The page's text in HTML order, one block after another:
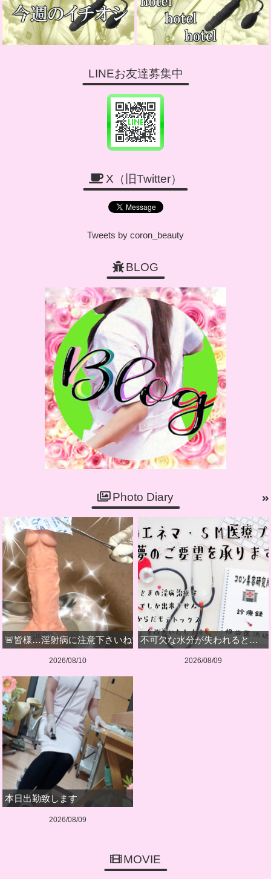
LINEお友達募集中
X（旧Twitter）
Tweets by coron_beauty
BLOG
Photo Diary
🚨皆様…淫射病に注意下さいね🚨
2026/08/10
不可欠な水分が失われると…
2026/08/09
本日出勤致します
2026/08/09
MOVIE